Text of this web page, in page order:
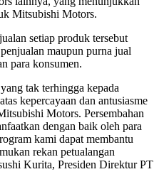
Mitsubishi Motors.
setiap produk tersebut
maupun purna jual
para konsumen.
tak terhingga kepada
kepercayaan dan antusiasme
Motors. Persembahan
dengan baik oleh para
kami dapat membantu
rekan petualangan
Kurita, Presiden Direktur PT